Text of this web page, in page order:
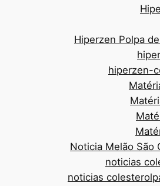
Hiperzen Polpa
hiperzen-
Noticia Melão São
noticias
noticias